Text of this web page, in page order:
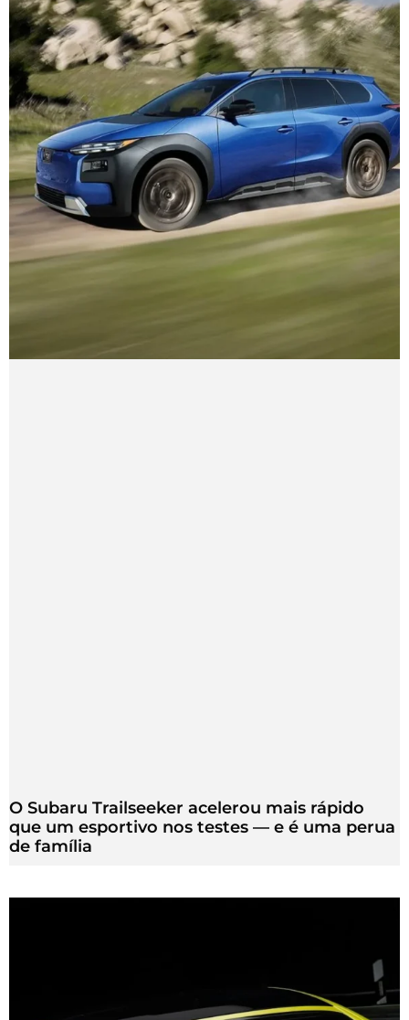
O Subaru Trailseeker acelerou mais rápido
que um esportivo nos testes — e é uma perua
de família